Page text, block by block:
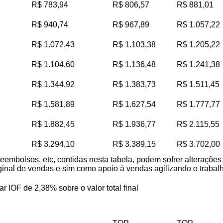
R$ 783,94 R$ 806,57 R$ 881,01
R$ 940,74 R$ 967,89 R$ 1.057,22
R$ 1.072,43 R$ 1.103,38 R$ 1.205,22
R$ 1.104,60 R$ 1.136,48 R$ 1.241,38
R$ 1.344,92 R$ 1.383,73 R$ 1.511,45
R$ 1.581,89 R$ 1.627,54 R$ 1.777,77
R$ 1.882,45 R$ 1.936,77 R$ 2.115,55
R$ 3.294,10 R$ 3.389,15
R$ 3.702,00
etc, contidas nesta tabela, podem sofrer
de vendas e sim como apoio à vendas agilizando o
IOF de 2,38% sobre o valor total final